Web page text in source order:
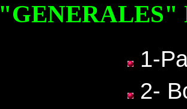
"GENERALES"
1-
2-